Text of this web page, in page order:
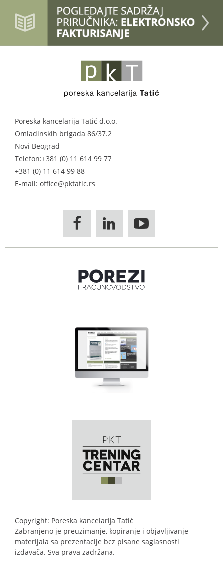
Poreska kancelarija Tatić d.o.o.
Omladinskih brigada 86/37.2
Novi Beograd
Telefon:+381 (0) 11 614 99 77
+381 (0) 11 614 99 88
E-mail: office@pktatic.rs
  
Copyright: Poreska kancelarija Tatić
Zabranjeno je preuzimanje, kopiranje i objavljivanje
materijala sa prezentacije bez pisane saglasnosti
izdavača. Sva prava zadržana.